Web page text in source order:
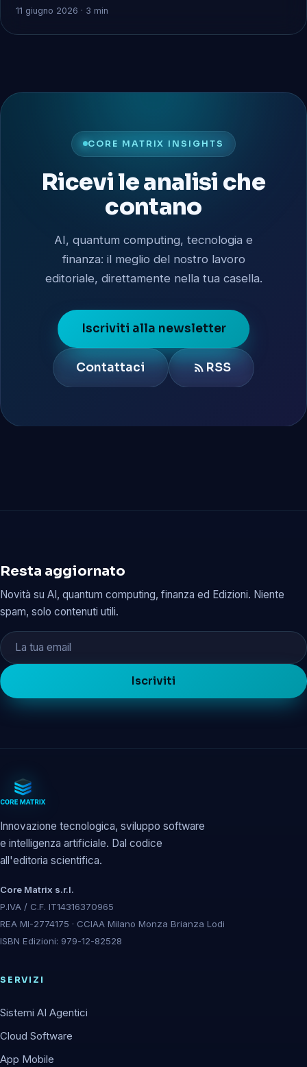
11 giugno 2026 · 3 min
CORE MATRIX INSIGHTS
Ricevi le analisi che
contano
AI, quantum computing, tecnologia e
finanza: il meglio del nostro lavoro
editoriale, direttamente nella tua casella.
Iscriviti alla newsletter
Contattaci RSS
Resta aggiornato
Novità su AI, quantum computing, finanza ed Edizioni. Niente
spam, solo contenuti utili.
Iscriviti
Innovazione tecnologica, sviluppo software
e intelligenza artificiale. Dal codice
all'editoria scientifica.
Core Matrix s.r.l.
P.IVA / C.F. IT14316370965
REA MI-2774175 · CCIAA Milano Monza Brianza Lodi
ISBN Edizioni: 979-12-82528
SERVIZI
Sistemi AI Agentici
Cloud Software
App Mobile